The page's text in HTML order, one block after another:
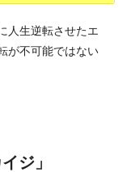
人生逆転させたエ
が不可能ではない
ジ」